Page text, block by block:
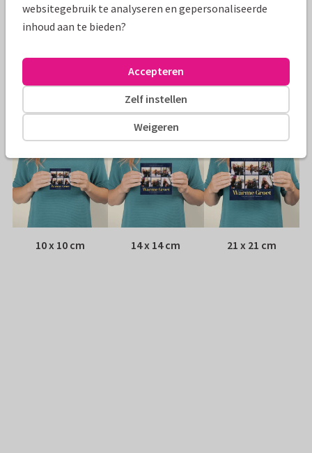
Papiersoort: Kies uit 6 luxe papiersoorten
Adres: Achterop de kaart
Formaten
10 x 10 cm 14 x 14 cm 21 x 21 cm
websitegebruik te analyseren en gepersonaliseerde
inhoud aan te bieden?
Weigeren
Zelf instellen
Accepteren